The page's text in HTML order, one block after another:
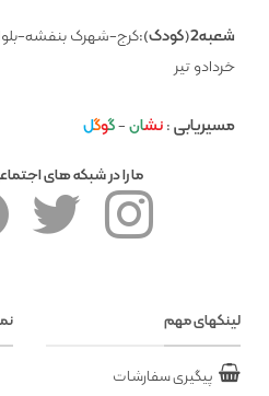
شعبه2(کودک)
:کرج-شهرک بنفشه-
خردادو تیر
مسیریابی : نشان -گوگل
ما را در شبکه های
لینکهای مهم
پیگیری سفارشات